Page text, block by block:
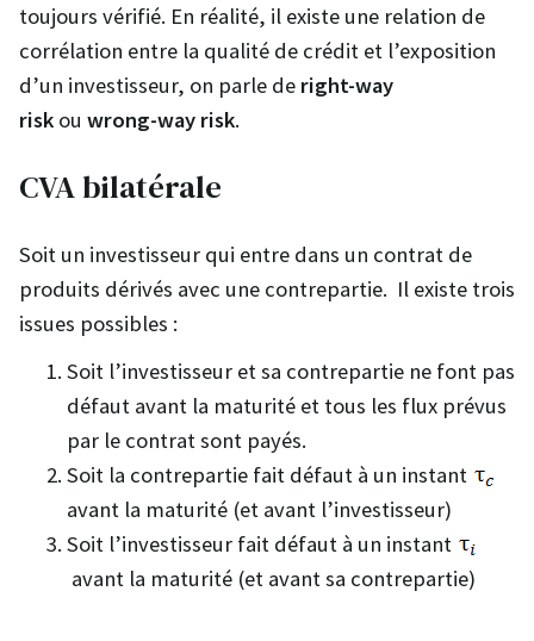
toujours vérifié. En réalité, il existe une relation de
corrélation entre la qualité de crédit et l’exposition
d’un investisseur, on parle de right-way
risk ou wrong-way risk.
CVA bilatérale
Soit un investisseur qui entre dans un contrat de
produits dérivés avec une contrepartie. Il existe trois
issues possibles :
Soit l’investisseur et sa contrepartie ne font pas
défaut avant la maturité et tous les flux prévus
par le contrat sont payés.
Soit la contrepartie fait défaut à un instant
avant la maturité (et avant l’investisseur)
Soit l’investisseur fait défaut à un instant
avant la maturité (et avant sa contrepartie)